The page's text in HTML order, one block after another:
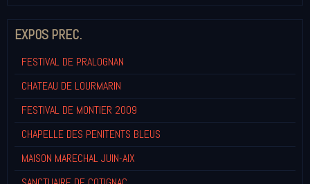
EXPOS PREC.
FESTIVAL DE PRALOGNAN
CHATEAU DE LOURMARIN
FESTIVAL DE MONTIER 2009
CHAPELLE DES PENITENTS BLEUS
MAISON MARECHAL JUIN-AIX